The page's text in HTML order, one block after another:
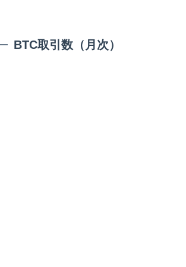
BTC取引数（月次）